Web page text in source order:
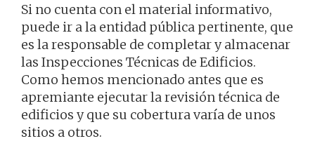
Si no cuenta con el material informativo,
puede ir a la entidad pública pertinente, que
es la responsable de completar y almacenar
las Inspecciones Técnicas de Edificios.
Como hemos mencionado antes que es
apremiante ejecutar la revisión técnica de
edificios y que su cobertura varía de unos
sitios a otros.